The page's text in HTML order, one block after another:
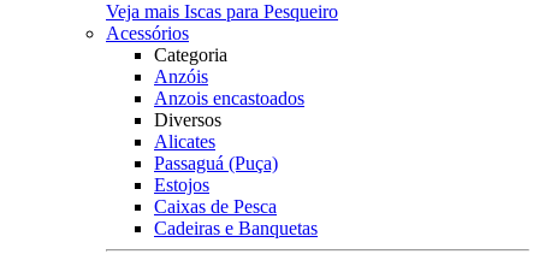
Veja mais Iscas para Pesqueiro
Acessórios
Categoria
Anzóis
Anzois encastoados
Diversos
Alicates
Passaguá (Puça)
Estojos
Caixas de Pesca
Cadeiras e Banquetas